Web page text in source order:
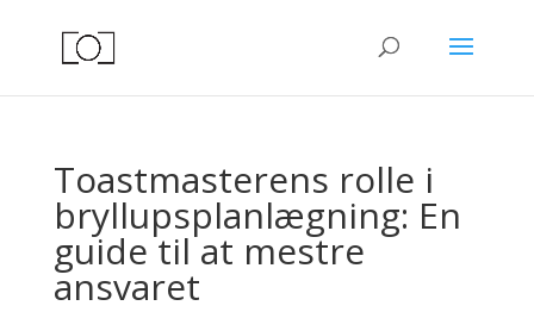
Toastmasterens rolle i
bryllupsplanlægning: En
guide til at mestre
ansvaret